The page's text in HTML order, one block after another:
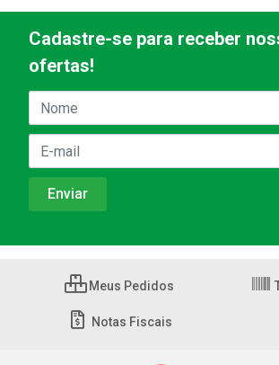
Cadastre-se para receber
ofertas!
Meus Pedidos
Notas Fiscais